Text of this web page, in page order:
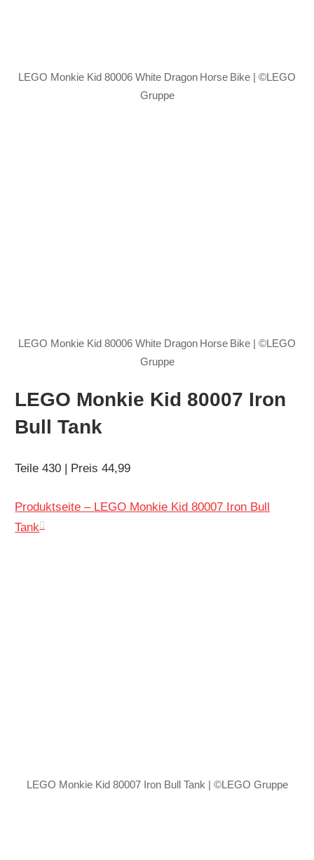
LEGO Monkie Kid 80006 White Dragon Horse Bike | ©LEGO
Gruppe
LEGO Monkie Kid 80006 White Dragon Horse Bike | ©LEGO
Gruppe
LEGO Monkie Kid 80007 Iron
Bull Tank
Teile 430 | Preis 44,99
Produktseite – LEGO Monkie Kid 80007 Iron Bull
Tank
LEGO Monkie Kid 80007 Iron Bull Tank | ©LEGO Gruppe